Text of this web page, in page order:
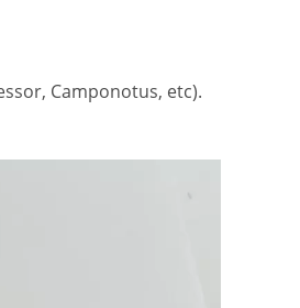
Camponotus, etc).